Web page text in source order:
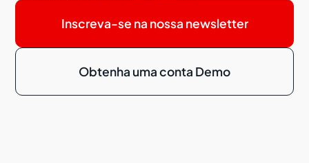
Inscreva-se na nossa newsletter
Obtenha uma conta Demo